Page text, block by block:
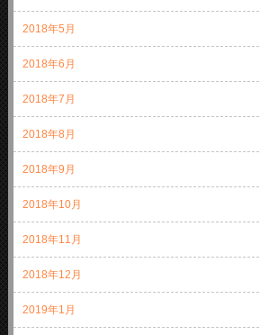
2018年5月
2018年6月
2018年7月
2018年8月
2018年9月
2018年10月
2018年11月
2018年12月
2019年1月